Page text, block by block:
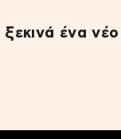
ξεκινά ένα